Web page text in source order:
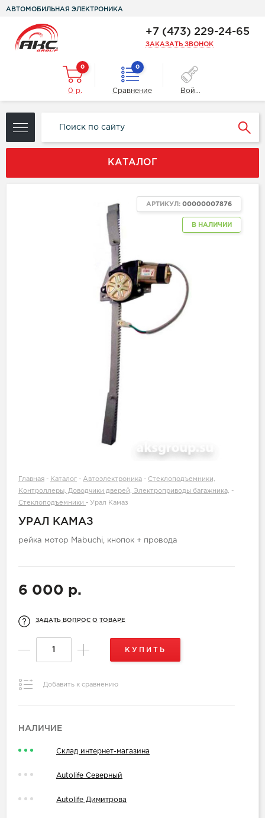
АВТОМОБИЛЬНАЯ ЭЛЕКТРОНИКА
+7 (473) 229-24-65
ЗАКАЗАТЬ ЗВОНОК
0
0 р.
0
Сравнение Войти
КАТАЛОГ
В НАЛИЧИИ
АРТИКУЛ: 00000007876
Главная - Каталог - Автоэлектроника - Стеклоподъемники,
Контроллеры, Доводчики дверей, Электроприводы багажника, -
Стеклоподъемники - Урал Камаз
УРАЛ КАМАЗ
рейка мотор Mabuchi, кнопок + провода
6 000 р.
ЗАДАТЬ ВОПРОС О ТОВАРЕ
КУПИТЬ
Добавить к сравнению
НАЛИЧИЕ
Склад интернет-магазина
Autolife Северный
Autolife Димитрова